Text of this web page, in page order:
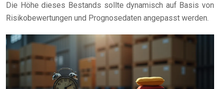
Die Höhe dieses Bestands sollte dynamisch auf Basis von
Risikobewertungen und Prognosedaten angepasst werden.